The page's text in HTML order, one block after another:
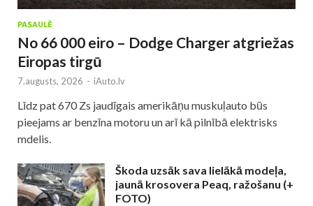
PASAULĒ
No 66 000 eiro – Dodge Charger atgriežas
Eiropas tirgū
7.augusts, 2026 - iAuto.lv
Līdz pat 670 Zs jaudīgais amerikāņu muskuļauto būs
pieejams ar benzīna motoru un arī kā pilnībā elektrisks
mdelis.
Škoda uzsāk sava lielākā modeļa,
jaunā krosovera Peaq, ražošanu (+
FOTO)